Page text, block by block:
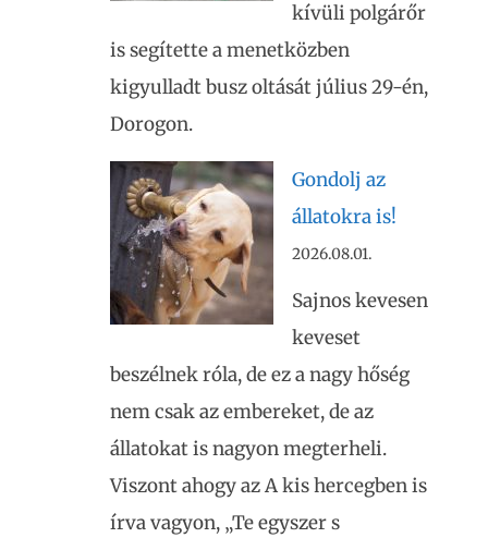
kívüli polgárőr
is segítette a menetközben
kigyulladt busz oltását július 29-én,
Dorogon.
Gondolj az
állatokra is!
2026.08.01.
Sajnos kevesen
keveset
beszélnek róla, de ez a nagy hőség
nem csak az embereket, de az
állatokat is nagyon megterheli.
Viszont ahogy az A kis hercegben is
írva vagyon, „Te egyszer s